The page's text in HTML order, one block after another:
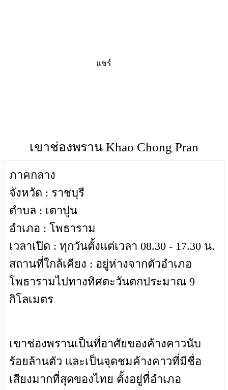
แชร์
เขาช่องพราน Khao Chong Pran
ภาคกลาง
จังหวัด : ราชบุรี
ตำบล : เตาปูน
อำเภอ : โพธาราม
เวลาเปิด : ทุกวันตั้งแต่เวลา 08.30 - 17.30 น.
สถานที่ใกล้เคียง : อยู่ห่างจากตัวอำเภอ
โพธารามไปทางทิศตะวันตกประมาณ 9
กิโลเมตร
เขาช่องพรานเป็นที่อาศัยของค้างคาวนับ
ร้อยล้านตัว และเป็นจุดชมค้างคาวที่มีชื่อ
เสียงมากที่สุดของไทย ตั้งอยู่ที่อำเภอ